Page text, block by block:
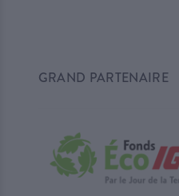
GRAND PARTENAIRE